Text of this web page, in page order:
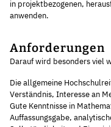
in projektbezogenen,
anwenden.
Anforderungen
Darauf wird besonders viel
Die allgemeine
Verständnis, Interesse an
Gute Kenntnisse in
Auffassungsgabe,